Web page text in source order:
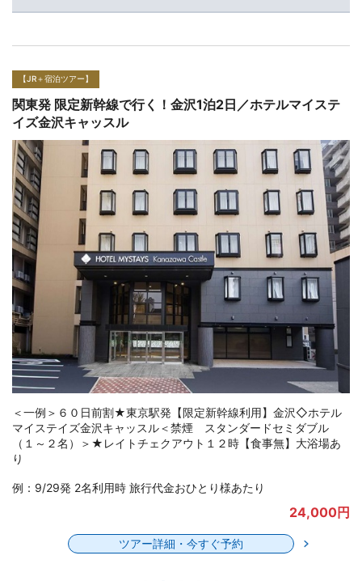
【JR＋宿泊ツアー】
関東発 限定新幹線で行く！金沢1泊2日／ホテルマイステ
イズプレミア金沢
＜一例＞６０日前割★東京駅発【限定新幹線利用】ホテルマイス
テイズプレミア金沢＜禁煙 スーペリアツイン（２名）３３平米
＞★レイトチェックアウト１２時【食事無】ＪＲ金沢駅より徒歩
約５分
例：9/29発 2名利用時 旅行代金おひとり様あたり
24,700円
ツアー詳細・今すぐ予約